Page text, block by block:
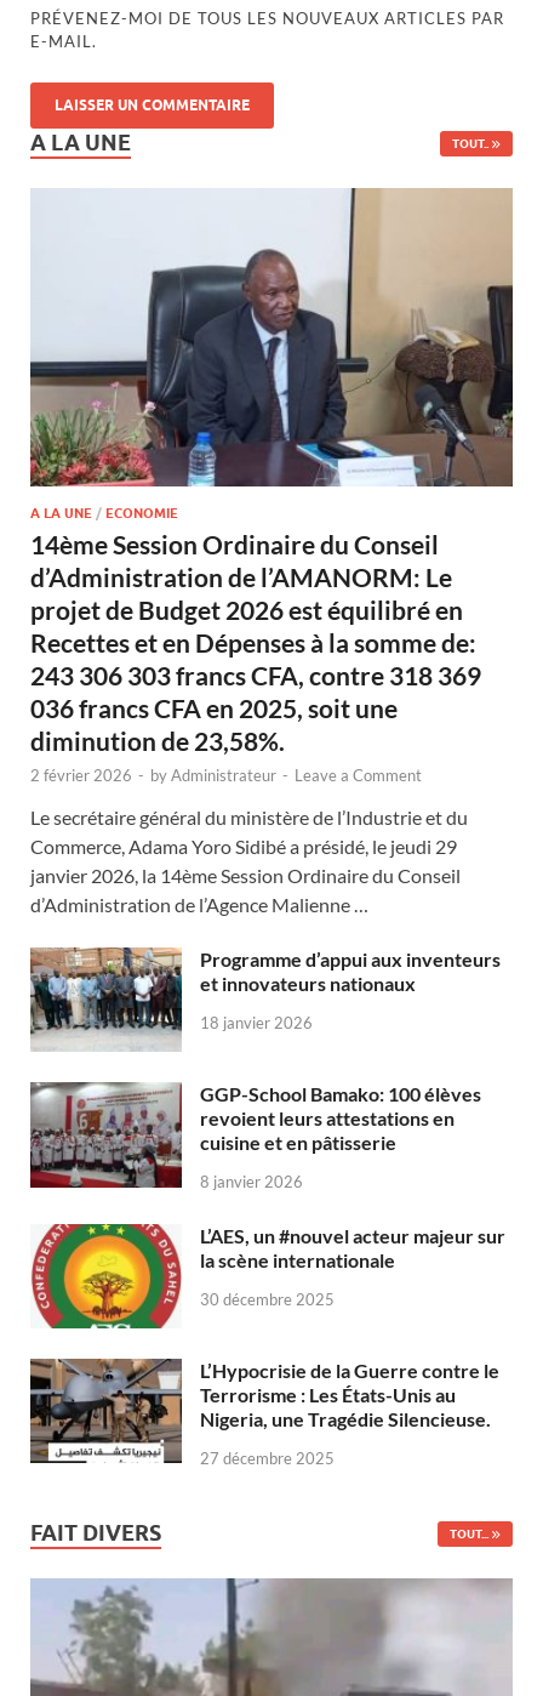
PRÉVENEZ-MOI DE TOUS LES NOUVEAUX ARTICLES PAR
E-MAIL.
A LA UNE TOUT..
A LA UNE / ECONOMIE
14ème Session Ordinaire du Conseil
d’Administration de l’AMANORM: Le
projet de Budget 2026 est équilibré en
Recettes et en Dépenses à la somme de:
243 306 303 francs CFA, contre 318 369
036 francs CFA en 2025, soit une
diminution de 23,58%.
2 février 2026 - byAdministrateur - Leave a Comment
Le secrétaire général du ministère de l’Industrie et du
Commerce, Adama Yoro Sidibé a présidé, le jeudi 29
janvier 2026, la 14ème Session Ordinaire du Conseil
d’Administration de l’Agence Malienne …
Programme d’appui aux inventeurs
et innovateurs nationaux
18 janvier 2026
GGP-School Bamako: 100 élèves
revoient leurs attestations en
cuisine et en pâtisserie
8 janvier 2026
L’AES, un #nouvel acteur majeur sur
la scène internationale
30 décembre 2025
L’Hypocrisie de la Guerre contre le
Terrorisme : Les États-Unis au
Nigeria, une Tragédie Silencieuse.
27 décembre 2025
FAIT DIVERS TOUT...